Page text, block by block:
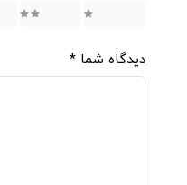
دیدگاه شما *